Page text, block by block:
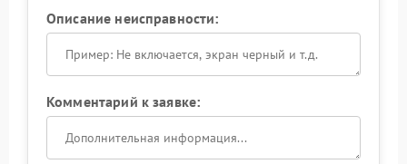
Описание неисправности:
Комментарий к заявке: